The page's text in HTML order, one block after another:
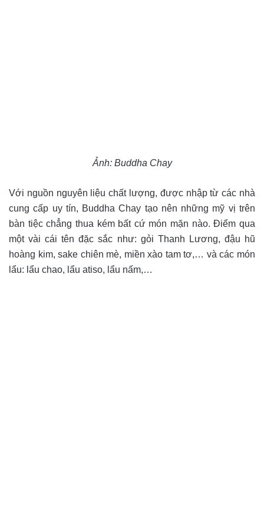
Ảnh: Buddha Chay
Với nguồn nguyên liệu chất lượng, được nhập từ các nhà
cung cấp uy tín, Buddha Chay tạo nên những mỹ vị trên
bàn tiệc chẳng thua kém bất cứ món mặn nào. Điểm qua
một vài cái tên đặc sắc như: gỏi Thanh Lương, đậu hũ
hoàng kim, sake chiên mè, miền xào tam tơ,… và các món
lẩu: lẩu chao, lẩu atiso, lẩu nấm,…